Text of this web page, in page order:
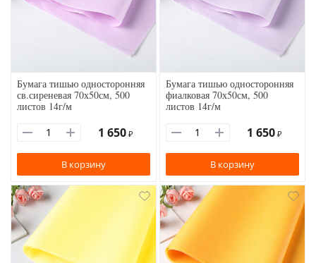
Бумага тишью односторонняя
св.сиреневая 70х50см, 500
листов 14г/м
1 650 ₽
В корзину
Бумага тишью односторонняя
фиалковая 70х50см, 500
листов 14г/м
1 650 ₽
В корзину